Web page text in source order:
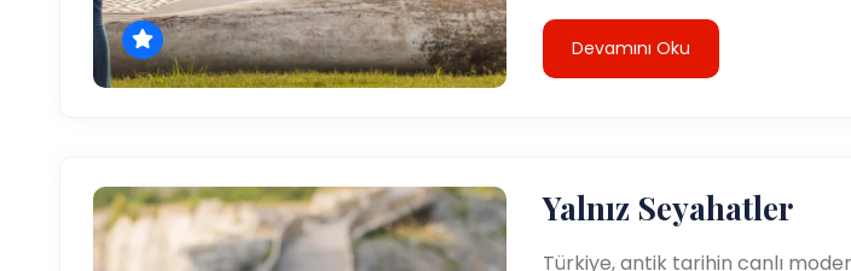
Devamını Oku
Yalnız Seyahatler
Türkiye, antik tarihin canlı